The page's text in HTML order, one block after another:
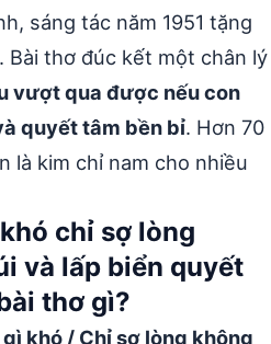
sáng tác năm 1951 tặng
Bài thơ đúc kết một chân lý
vượt qua được nếu con
quyết tâm bền bỉ. Hơn 70
là kim chỉ nam cho nhiều
chỉ sợ lòng
và lấp biển quyết
thơ gì?
khó / Chỉ sợ lòng không